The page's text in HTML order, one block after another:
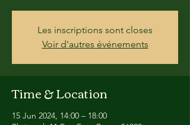
Les inscriptions sont closes
Voir d'autres événements
Time & Location
15 Jun 2024, 14:00 – 18:00